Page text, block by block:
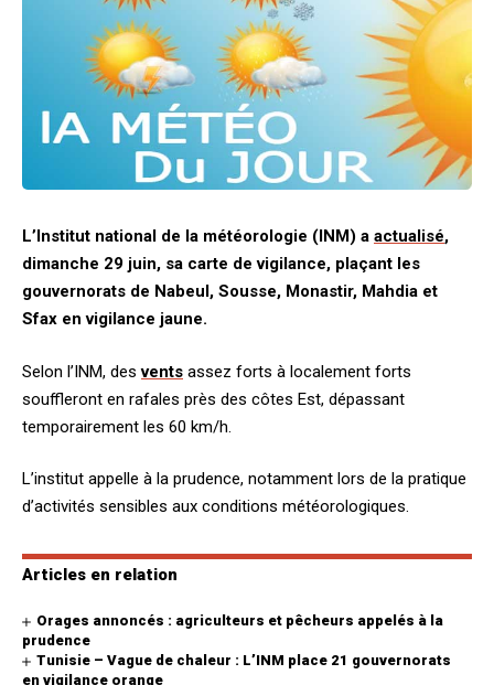
L’Institut national de la météorologie (INM) a actualisé,
dimanche 29 juin, sa carte de vigilance, plaçant les
gouvernorats de Nabeul, Sousse, Monastir, Mahdia et
Sfax en vigilance jaune.
Selon l’INM, desvents assez forts à localement forts
souffleront en rafales près des côtes Est, dépassant
temporairement les 60 km/h.
L’institut appelle à la prudence, notamment lors de la pratique
d’activités sensibles aux conditions météorologiques.
Articles en relation
Orages annoncés : agriculteurs et pêcheurs appelés à la
prudence
Tunisie – Vague de chaleur : L’INM place 21 gouvernorats
en vigilance orange